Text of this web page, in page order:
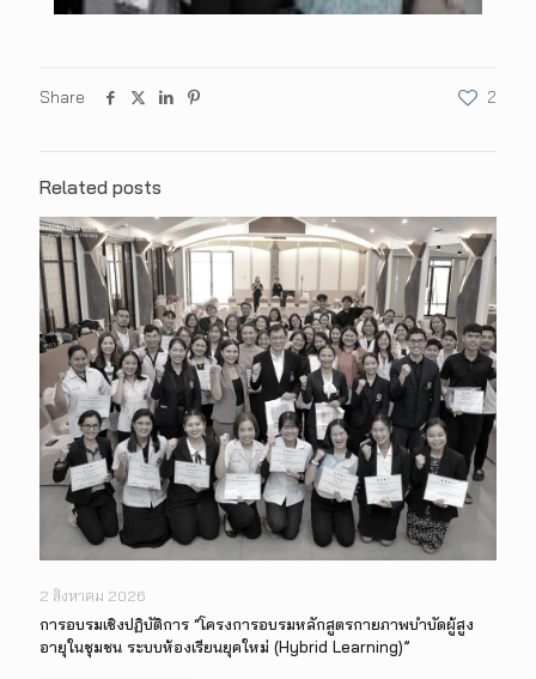
Share 2
Related posts
2 สิงหาคม 2026
การอบรมเชิงปฏิบัติการ “โครงการอบรมหลักสูตรกายภาพบำบัดผู้สูง
อายุในชุมชน ระบบห้องเรียนยุคใหม่ (Hybrid Learning)”